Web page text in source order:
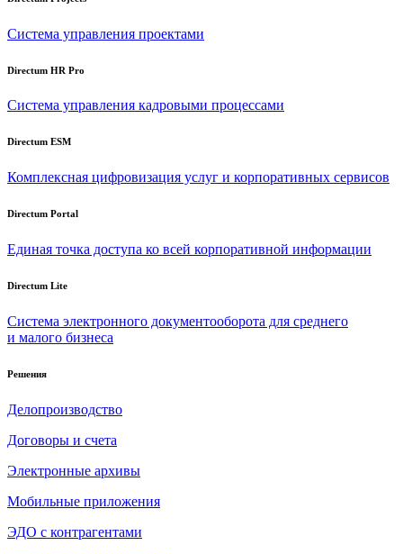
Система управления проектами
Directum HR Pro
Система управления кадровыми процессами
Directum ESM
Комплексная цифровизация услуг и корпоративных сервисов
Directum Portal
Единая точка доступа ко всей корпоративной информации
Directum Lite
Система электронного документооборота для среднего
и малого бизнеса
Решения
Делопроизводство
Договоры и счета
Электронные архивы
Мобильные приложения
ЭДО с контрагентами